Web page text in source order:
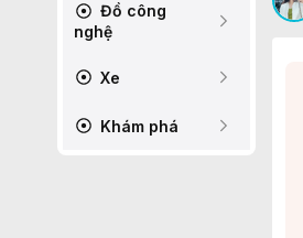
Đồ công
nghệ
Xe
Khám phá